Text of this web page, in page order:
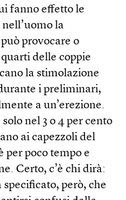
fanno effetto le
la
provocare o
delle coppie
la stimolazione
i preliminari,
a un’erezione.
nel 3 o 4 per cento
ai capezzoli del
per poco tempo e
Certo, c’è chi dirà:
specificato, però, che